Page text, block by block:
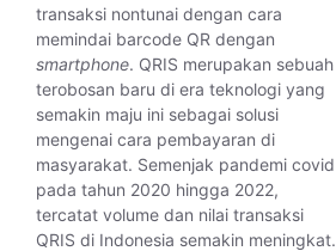
transaksi nontunai dengan cara
memindai barcode QR dengan
smartphone. QRIS merupakan sebuah
terobosan baru di era teknologi yang
semakin maju ini sebagai solusi
mengenai cara pembayaran di
masyarakat. Semenjak pandemi covid
pada tahun 2020 hingga 2022,
tercatat volume dan nilai transaksi
QRIS di Indonesia semakin meningkat.